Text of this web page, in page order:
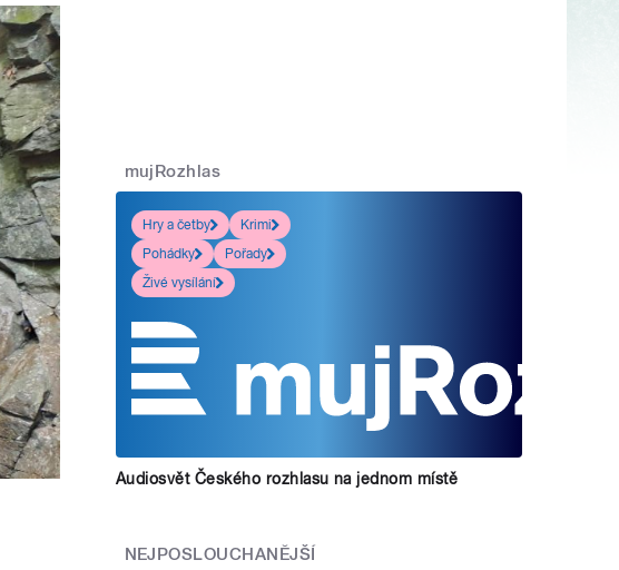
mujRozhlas
Hry a četby
Krimi
Pohádky
Pořady
Živé vysílání
Audiosvět Českého rozhlasu na jednom místě
NEJPOSLOUCHANĚJŠÍ